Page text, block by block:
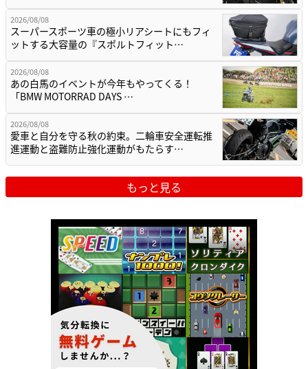
2026/08/08
スーパースポーツ車の極小リアシートにもフィ
ットする大容量の『スポルトフィット…
2026/08/08
あの白馬のイベントが今年もやってくる！
「BMW MOTORRAD DAYS …
2026/08/08
愛車と自分を守る秋の約束。二輪車安全運転推
進運動と盗難防止強化運動がもたらす…
もっと見る